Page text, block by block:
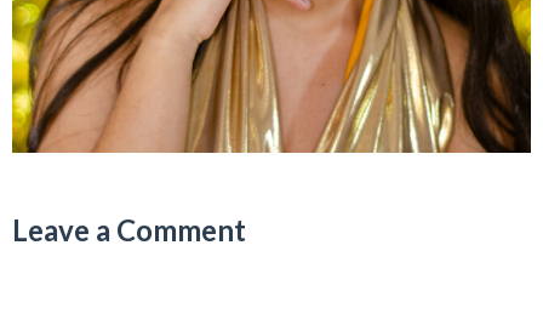
Leave a Comment